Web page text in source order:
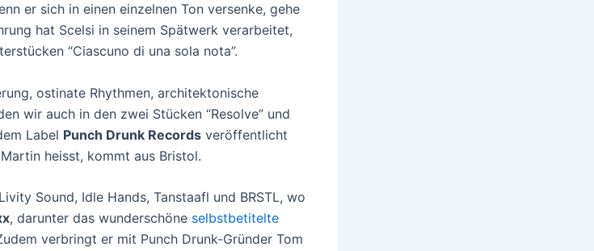
er sich in einen einzelnen Ton versenke, gehe
hat Scelsi in seinem Spätwerk verarbeitet,
“Ciascuno di una sola nota”.
ostinate Rhythmen, architektonische
wir auch in den zwei Stücken “Resolve” und
Label Punch Drunk Records veröffentlicht
heisst, kommt aus Bristol.
Sound, Idle Hands, Tanstaafl und BRSTL, wo
, darunter das wunderschöne selbstbetitelte
verbringt er mit Punch Drunk-Gründer Tom